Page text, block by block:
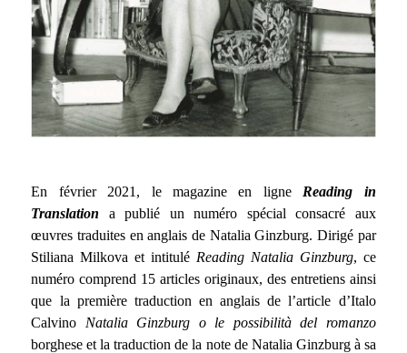
En février 2021, le magazine en ligne Reading in
Translation a publié un numéro spécial consacré aux
œuvres traduites en anglais de Natalia Ginzburg. Dirigé par
Stiliana Milkova et intitulé Reading Natalia Ginzburg, ce
numéro comprend 15 articles originaux, des entretiens ainsi
que la première traduction en anglais de l’article d’Italo
Calvino Natalia Ginzburg o le possibilità del romanzo
borghese et la traduction de la note de Natalia Ginzburg à sa